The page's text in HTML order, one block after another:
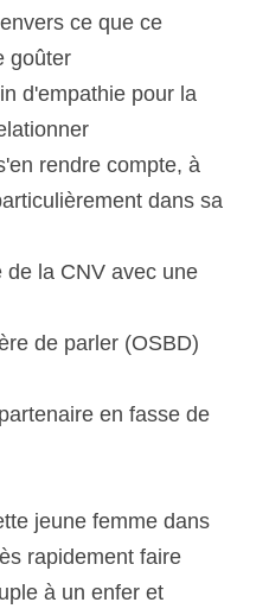
ce que ce
goûter
d'empathie pour la
rendre compte, à
dans sa
de la CNV avec une
de parler (OSBD)
en fasse de
jeune femme dans
rapidement faire
à un enfer et